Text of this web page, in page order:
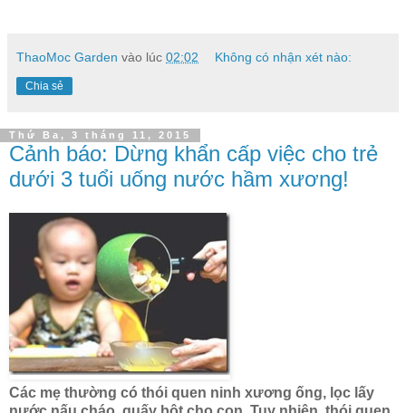
ThaoMoc Garden vào lúc 02:02 Không có nhận xét nào:
Chia sẻ
Thứ Ba, 3 tháng 11, 2015
Cảnh báo: Dừng khẩn cấp việc cho trẻ
dưới 3 tuổi uống nước hầm xương!
Các mẹ thường có thói quen ninh xương ống, lọc lấy